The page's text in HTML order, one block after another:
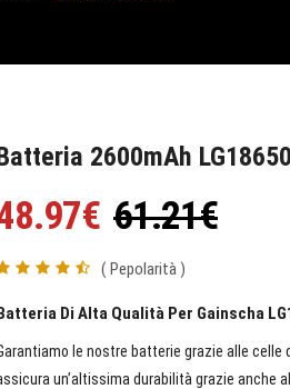
2600mAh
61.21€
( Pepolarità )
Di Alta Qualità Per Gainscha
le nostre batterie grazie alle
un’altissima durabilità grazie anche